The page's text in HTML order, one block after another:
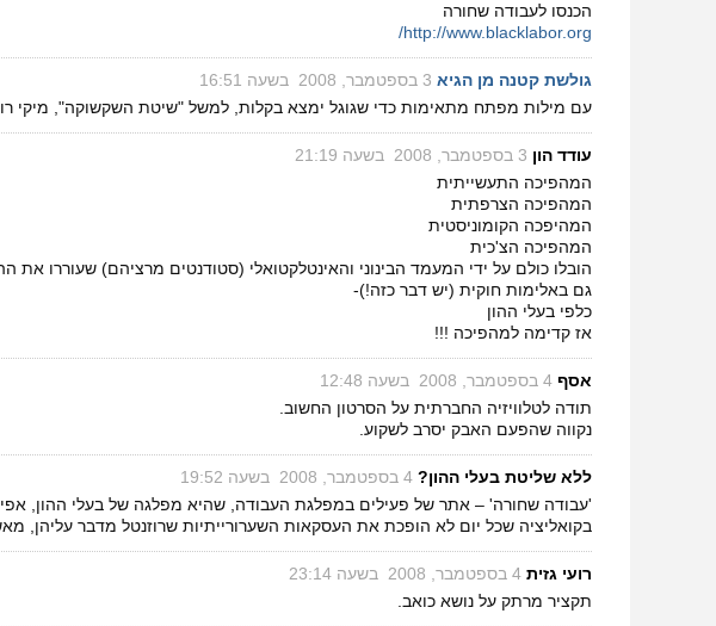
הכנסו לעבודה שחורה
http://www.blacklabor.org/
גולשת קטנה מן הגיא 3 בספטמבר, 2008 בשעה 16:51
עם מילות מפתח מתאימות כדי שגוגל ימצא בקלות, למשל "שיטת השקשוקה", מיקי
עודד הון 3 בספטמבר, 2008 בשעה 21:19
המהפיכה התעשייתית
המהפיכה הצרפתית
המהיפכה הקומוניסטית
המהפיכה הצ'כית
הובלו כולם על ידי המעמד הבינוני והאינטלקטואלי (סטודנטים מרציהם) שעוררו את
גם באלימות חוקית (יש דבר כזה!)-
כלפי בעלי ההון
אז קדימה למהפיכה !!!
אסף 4 בספטמבר, 2008 בשעה 12:48
תודה לטלוויזיה החברתית על הסרטון החשוב.
נקווה שהפעם האבק יסרב לשקוע.
ללא שליטת בעלי ההון? 4 בספטמבר, 2008 בשעה 19:52
'עבודה שחורה' – אתר של פעילים במפלגת העבודה, שהיא מפלגה של בעלי ההון,
בקואליציה שכל יום לא הופכת את העסקאות השערורייתיות שרוזנטל מדבר עליהן,
רועי גזית 4 בספטמבר, 2008 בשעה 23:14
תקציר מרתק על נושא כואב.